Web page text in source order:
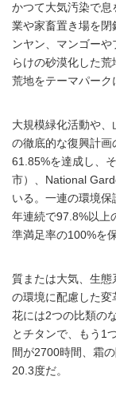
かつて大気汚染で息
業や家畜置き場を
ンヤン、マンゴー
らけの砂漠化した
荒地をテーマパーク
大規模緑化活動や
の徹底的な復興計
61.85%を達成し、
市）、National
いる。一連の環境
年連続で97.8%以上
準満足率の100%を
質または大気、生
の環境に配慮した変
花には2つの比類の
とチタンで、もう1
間が2700時間、霜
20.3度だ。